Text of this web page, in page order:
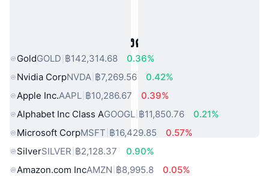
สินทรัพย์ในโลกแห่งความจริงยอดนิยม
GoldGOLD ฿142,314.68
0.36%
Nvidia CorpNVDA ฿7,269.56
0.42%
Apple Inc.AAPL ฿10,286.67
0.39%
Alphabet Inc Class AGOOGL ฿11,850.76
0.21%
Microsoft CorpMSFT ฿16,429.85
0.57%
SilverSILVER ฿2,128.37
0.90%
Amazon.com IncAMZN ฿8,995.8
0.05%